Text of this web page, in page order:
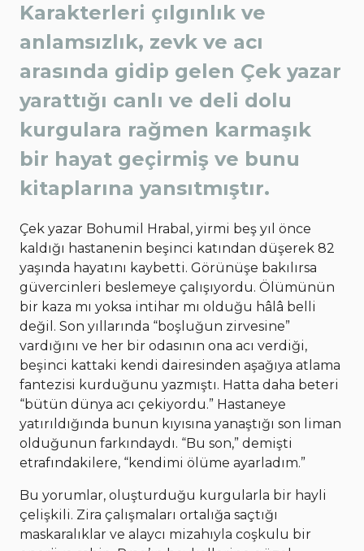
Karakterleri çılgınlık ve
anlamsızlık, zevk ve acı
arasında gidip gelen Çek yazar
yarattığı canlı ve deli dolu
kurgulara rağmen karmaşık
bir hayat geçirmiş ve bunu
kitaplarına yansıtmıştır.
Çek yazar Bohumil Hrabal, yirmi beş yıl önce
kaldığı hastanenin beşinci katından düşerek 82
yaşında hayatını kaybetti. Görünüşe bakılırsa
güvercinleri beslemeye çalışıyordu. Ölümünün
bir kaza mı yoksa intihar mı olduğu hâlâ belli
değil. Son yıllarında “boşluğun zirvesine”
vardığını ve her bir odasının ona acı verdiği,
beşinci kattaki kendi dairesinden aşağıya atlama
fantezisi kurduğunu yazmıştı. Hatta daha beteri
“bütün dünya acı çekiyordu.” Hastaneye
yatırıldığında bunun kıyısına yanaştığı son liman
olduğunun farkındaydı. “Bu son,” demişti
etrafındakilere, “kendimi ölüme ayarladım.”
Bu yorumlar, oluşturduğu kurgularla bir hayli
çelişkili. Zira çalışmaları ortalığa saçtığı
maskaralıklar ve alaycı mizahıyla coşkulu bir